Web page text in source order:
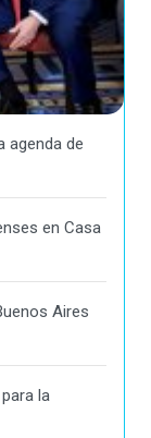
agenda de
en Casa
Aires
la